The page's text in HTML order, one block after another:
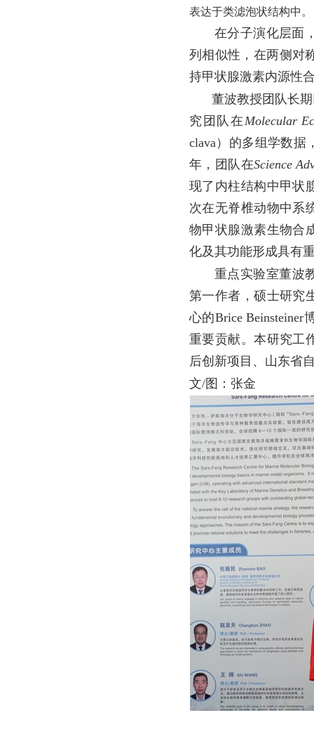
表达于类滤泡状结构中。
在分子演化层面
列相似性，在两侧对
持甲状腺激素内源性
董波教授团队长
究团队在Molecular
clava）的多组学数据
年，团队在Science
现了内柱结构中甲状
次在无脊椎动物中系
物甲状腺激素生物合
化及其功能形成具有
重点实验室董波
第一作者，硕士研究
心的Brice Beinsteiner
重要贡献。本研究工
后创新项目、山东省
文/图：张金